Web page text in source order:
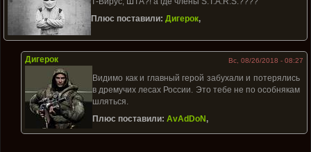
Плюс поставили: Дигерок,
Дигерок Вс, 08/26/2018 - 08:27
Видимо как и главный герой забухали и потерялись
в дремучих лесах России. Это тебе не по особнякам
шляться.
Плюс поставили: AvAdDoN,